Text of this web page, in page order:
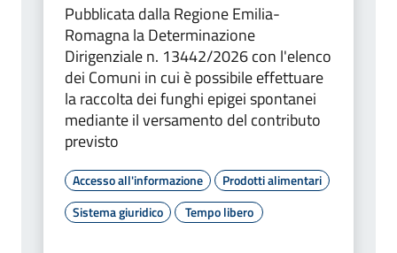
Pubblicata dalla Regione Emilia-
Romagna la Determinazione
Dirigenziale n. 13442/2026 con l'elenco
dei Comuni in cui è possibile effettuare
la raccolta dei funghi epigei spontanei
mediante il versamento del contributo
previsto
Accesso all'informazione
Prodotti alimentari
Sistema giuridico
Tempo libero